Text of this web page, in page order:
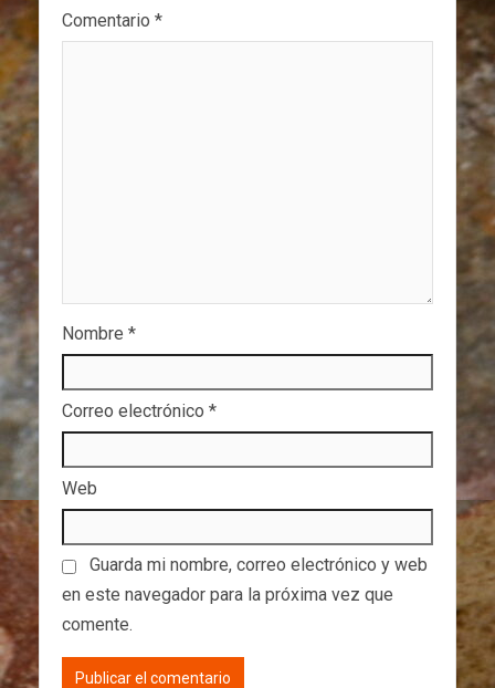
Comentario *
Nombre *
Correo electrónico *
Web
Guarda mi nombre, correo electrónico y web
en este navegador para la próxima vez que
comente.